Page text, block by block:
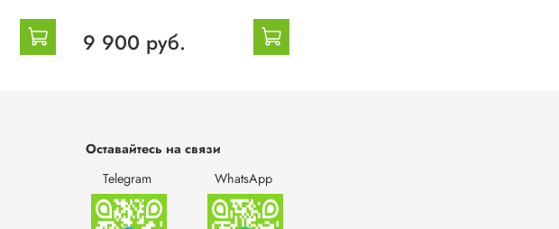
9 900 руб.
Оставайтесь на связи
Telegram
WhatsApp